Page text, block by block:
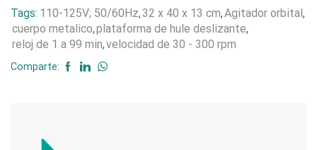
Tags: 110-125V; 50/60Hz,32 x 40 x 13 cm,Agitador orbital,
cuerpo metalico,plataforma de hule deslizante,
reloj de 1 a 99 min,velocidad de 30 - 300 rpm
Comparte: